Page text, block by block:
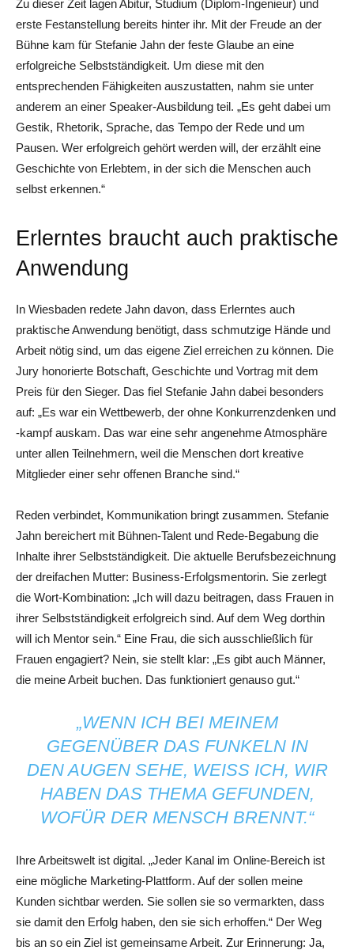
Zu dieser Zeit lagen Abitur, Studium (Diplom-Ingenieur) und
erste Festanstellung bereits hinter ihr. Mit der Freude an der
Bühne kam für Stefanie Jahn der feste Glaube an eine
erfolgreiche Selbstständigkeit. Um diese mit den
entsprechenden Fähigkeiten auszustatten, nahm sie unter
anderem an einer Speaker-Ausbildung teil. „Es geht dabei um
Gestik, Rhetorik, Sprache, das Tempo der Rede und um
Pausen. Wer erfolgreich gehört werden will, der erzählt eine
Geschichte von Erlebtem, in der sich die Menschen auch
selbst erkennen.“
Erlerntes braucht auch praktische
Anwendung
In Wiesbaden redete Jahn davon, dass Erlerntes auch
praktische Anwendung benötigt, dass schmutzige Hände und
Arbeit nötig sind, um das eigene Ziel erreichen zu können. Die
Jury honorierte Botschaft, Geschichte und Vortrag mit dem
Preis für den Sieger. Das fiel Stefanie Jahn dabei besonders
auf: „Es war ein Wettbewerb, der ohne Konkurrenzdenken und
-kampf auskam. Das war eine sehr angenehme Atmosphäre
unter allen Teilnehmern, weil die Menschen dort kreative
Mitglieder einer sehr offenen Branche sind.“
Reden verbindet, Kommunikation bringt zusammen. Stefanie
Jahn bereichert mit Bühnen-Talent und Rede-Begabung die
Inhalte ihrer Selbstständigkeit. Die aktuelle Berufsbezeichnung
der dreifachen Mutter: Business-Erfolgsmentorin. Sie zerlegt
die Wort-Kombination: „Ich will dazu beitragen, dass Frauen in
ihrer Selbstständigkeit erfolgreich sind. Auf dem Weg dorthin
will ich Mentor sein.“ Eine Frau, die sich ausschließlich für
Frauen engagiert? Nein, sie stellt klar: „Es gibt auch Männer,
die meine Arbeit buchen. Das funktioniert genauso gut.“
„WENN ICH BEI MEINEM
GEGENÜBER DAS FUNKELN IN
DEN AUGEN SEHE, WEISS ICH, WIR H
ABEN DAS THEMA GEFUNDEN, W
OFÜR DER MENSCH BRENNT.“
Ihre Arbeitswelt ist digital. „Jeder Kanal im Online-Bereich ist
eine mögliche Marketing-Plattform. Auf der sollen meine
Kunden sichtbar werden. Sie sollen sie so vermarkten, dass
sie damit den Erfolg haben, den sie sich erhoffen.“ Der Weg
bis an so ein Ziel ist gemeinsame Arbeit. Zur Erinnerung: Ja,